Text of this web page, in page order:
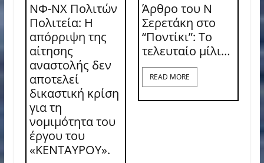
ΝΦ-ΝΧ Πολιτών
Πολιτεία: Η
απόρριψη της
αίτησης
αναστολής δεν
αποτελεί
δικαστική κρίση
για τη
νομιμότητα του
έργου του
«ΚΕΝΤΑΥΡΟΥ».
Άρθρο του Ν
Σερετάκη στο
“Ποντίκι”: Το
τελευταίο μίλι…
READ MORE